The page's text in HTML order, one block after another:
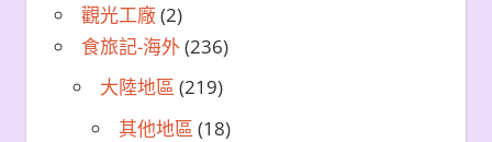
觀光工廠(2)
食旅記-海外(236)
大陸地區 (219)
其他地區 (18)